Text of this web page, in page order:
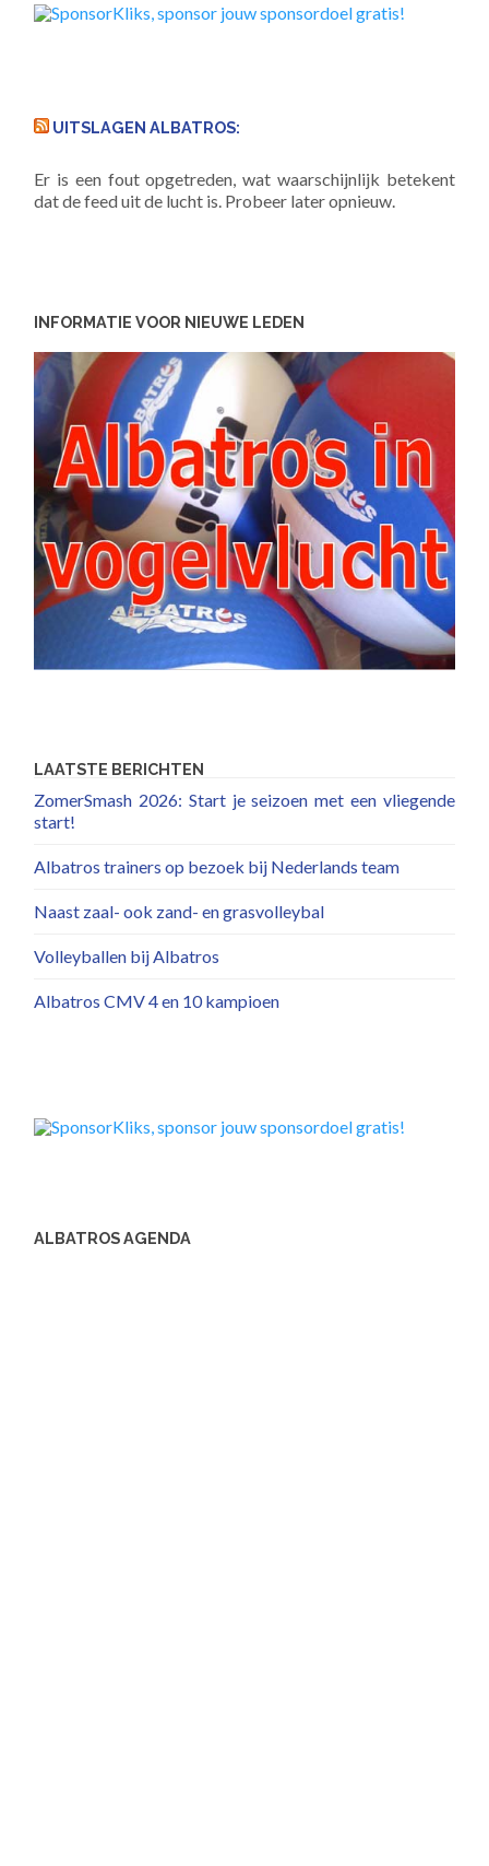
UITSLAGEN ALBATROS:
Er is een fout opgetreden, wat waarschijnlijk betekent
dat de feed uit de lucht is. Probeer later opnieuw.
INFORMATIE VOOR NIEUWE LEDEN
LAATSTE BERICHTEN
ZomerSmash 2026: Start je seizoen met een vliegende
start!
Albatros trainers op bezoek bij Nederlands team
Naast zaal- ook zand- en grasvolleybal
Volleyballen bij Albatros
Albatros CMV 4 en 10 kampioen
ALBATROS AGENDA